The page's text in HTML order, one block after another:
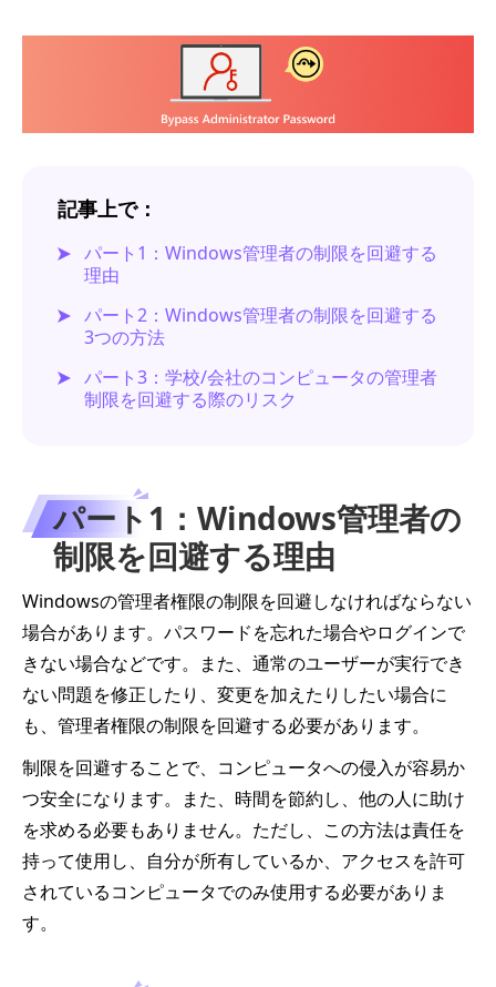
記事上で：
パート1：Windows管理者の制限を回避する
理由
パート2：Windows管理者の制限を回避する
3つの方法
パート3：学校/会社のコンピュータの管理者
制限を回避する際のリスク
パート1：Windows管理者の
制限を回避する理由
Windowsの管理者権限の制限を回避しなければならない
場合があります。パスワードを忘れた場合やログインで
きない場合などです。また、通常のユーザーが実行でき
ない問題を修正したり、変更を加えたりしたい場合に
も、管理者権限の制限を回避する必要があります。
制限を回避することで、コンピュータへの侵入が容易か
つ安全になります。また、時間を節約し、他の人に助け
を求める必要もありません。ただし、この方法は責任を
持って使用し、自分が所有しているか、アクセスを許可
されているコンピュータでのみ使用する必要がありま
す。